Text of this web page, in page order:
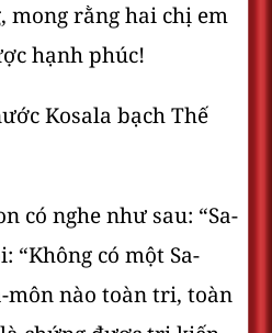
rằng hai chị em
hạnh phúc!
Kosala bạch Thế
có nghe như sau: “Sa-
“Không có một Sa-
môn nào toàn tri, toàn